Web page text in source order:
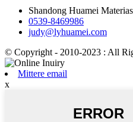
Shandong Huamei
0539-8469986
judy@lyhuamei.com
© Copyright - 2010-2023 : All
Mittere email
x